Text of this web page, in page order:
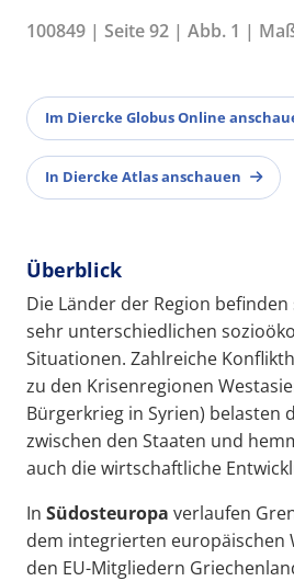
100849 | Seite 92 | Abb. 1 |
Im Diercke Globus Online
In Diercke Atlas anschauen
Überblick
Die Länder der Region
sehr unterschiedlichen
Situationen. Zahlreiche
zu den Krisenregionen
Bürgerkrieg in Syrien) belasten
zwischen den Staaten und
auch die wirtschaftliche
In Südosteuropa verlaufen
dem integrierten
den EU-Mitgliedern